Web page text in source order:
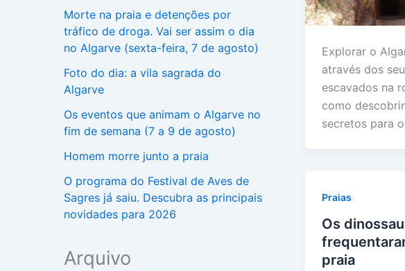
Morte na praia e detenções por
tráfico de droga. Vai ser assim o dia
no Algarve (sexta-feira, 7 de agosto)
Foto do dia: a vila sagrada do
Algarve
Os eventos que animam o Algarve no
fim de semana (7 a 9 de agosto)
Homem morre junto a praia
O programa do Festival de Aves de
Sagres já saiu. Descubra as principais
novidades para 2026
Arquivo
Explorar o
através dos
escavados na
como
secretos para
Praias
Os
praia